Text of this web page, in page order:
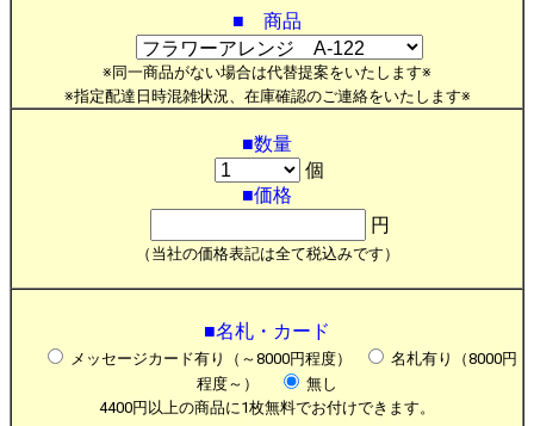
■ 商品
※同一商品がない場合は代替提案をいたします※
※指定配達日時混雑状況、在庫確認のご連絡をいたします※
■数量
個
■価格
円
（当社の価格表記は全て税込みです）
■名札・カード
メッセージカード有り（～8000円程度）
名札有り（8000円
程度～）
無し
4400円以上の商品に1枚無料でお付けできます。